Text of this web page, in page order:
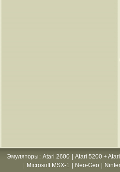
Эмуляторы : Atari 2600 Atari 5200 +
Microsoft MSX-1 Neo-Geo